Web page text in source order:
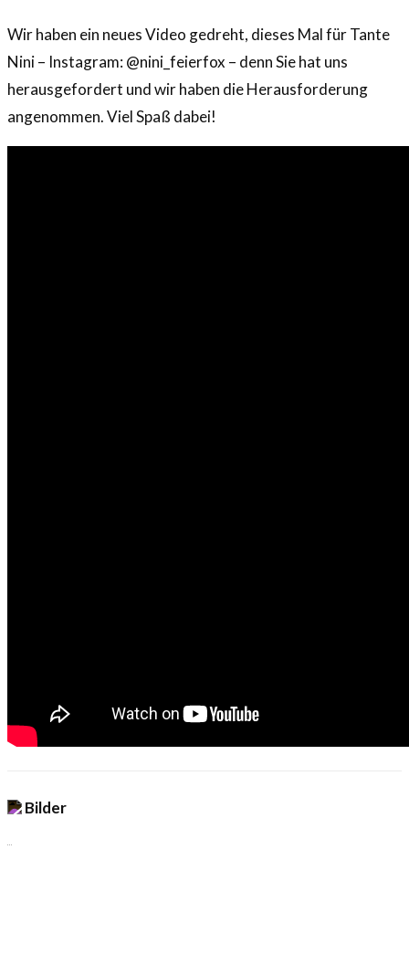
Wir haben ein neues Video gedreht, dieses Mal für Tante
Nini – Instagram: @nini_feierfox – denn Sie hat uns
herausgefordert und wir haben die Herausforderung
angenommen. Viel Spaß dabei!
Bilder